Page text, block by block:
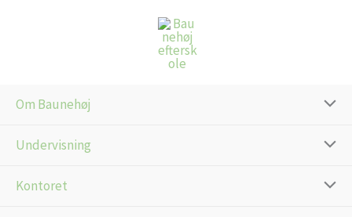
Om Baunehøj
Undervisning
Kontoret